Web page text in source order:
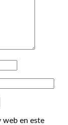
web en este